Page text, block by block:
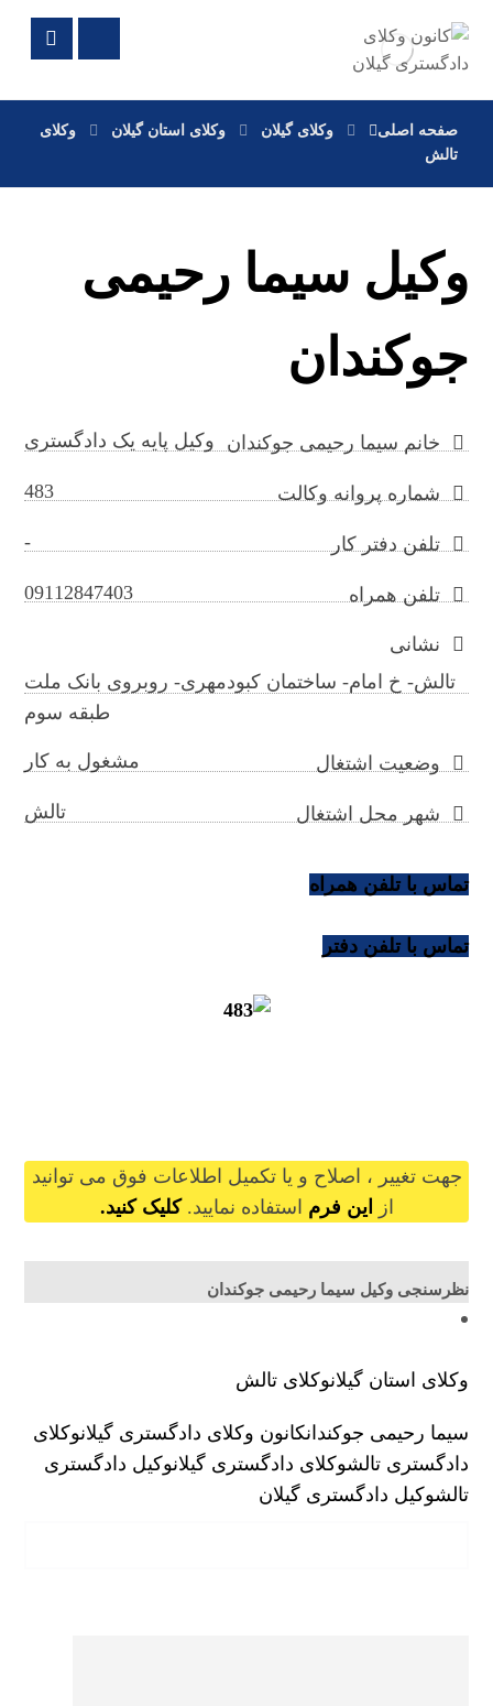
صفحه اصلی وکلای گیلان وکلای استان گیلان
وکلای
تالش
وکیل سیما رحیمی
جوکندان
خانم سیما رحیمی جوکندان وکیل پایه یک دادگستری
شماره پروانه وکالت 483
تلفن دفتر کار -
تلفن همراه 09112847403
نشانی
تالش- خ امام- ساختمان کبودمهری- روبروی بانک ملت
طبقه سوم
وضعیت اشتغال مشغول به کار
شهر محل اشتغال تالش
تماس با تلفن همراه
تماس با تلفن دفتر
جهت تغییر ، اصلاح و یا تکمیل اطلاعات فوق می توانید
از
این فرم استفاده نمایید. کلیک کنید.
نظرسنجی وکیل سیما رحیمی جوکندان
وکلای استان گیلانوکلای تالش
سیما رحیمی جوکندانکانون وکلای دادگستری گیلانوکلای
دادگستری تالشوکلای دادگستری گیلانوکیل دادگستری
تالشوکیل دادگستری گیلان